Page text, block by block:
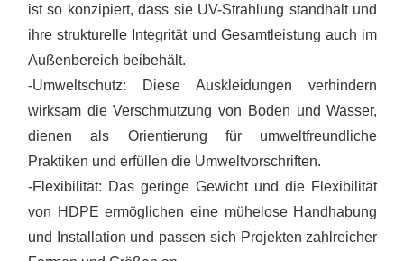
ist so konzipiert, dass sie UV-Strahlung standhält und
ihre strukturelle Integrität und Gesamtleistung auch im
Außenbereich beibehält.
-Umweltschutz: Diese Auskleidungen verhindern
wirksam die Verschmutzung von Boden und Wasser,
dienen als Orientierung für umweltfreundliche
Praktiken und erfüllen die Umweltvorschriften.
-Flexibilität: Das geringe Gewicht und die Flexibilität
von HDPE ermöglichen eine mühelose Handhabung
und Installation und passen sich Projekten zahlreicher